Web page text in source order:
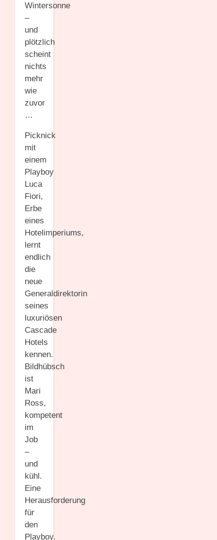
Wintersonne
–
und
plötzlich
scheint
nichts
mehr
wie
zuvor
…
Picknick
mit
einem
Playboy
Luca
Fiori,
Erbe
eines
Hotelimperiums,
lernt
endlich
die
neue
Generaldirektorin
seines
luxuriösen
Cascade
Hotels
kennen.
Bildhübsch
ist
Mari
Ross,
kompetent
im
Job
–
und
kühl.
Eine
Herausforderung
für
den
Playboy.